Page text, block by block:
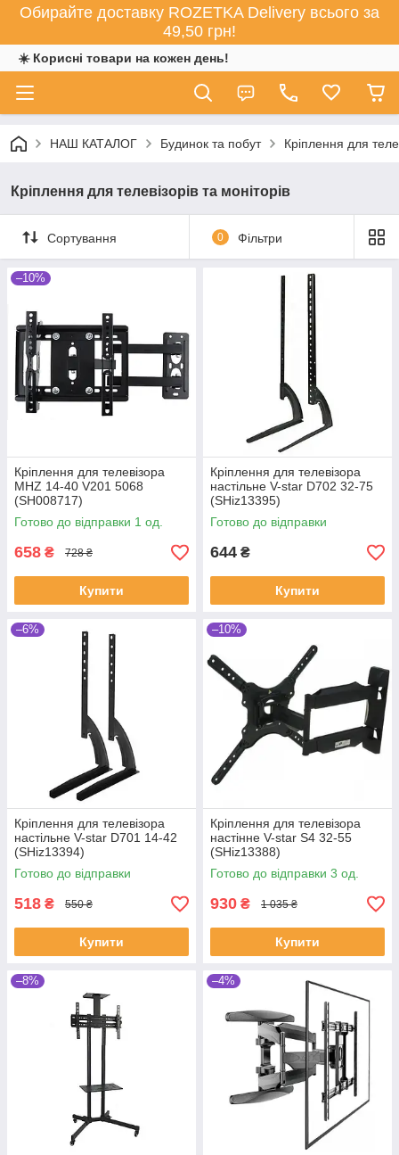
Обирайте доставку ROZETKA Delivery всього за
49,50 грн!
☀️ Корисні товари на кожен день!
НАШ КАТАЛОГ Будинок та побут Кріплення для
Кріплення для телевізорів та моніторів
Сортування 0 Фільтри
–10%
Кріплення для телевізора
MHZ 14-40 V201 5068
(SH008717)
Готово до відправки 1 од.
658 ₴ 728 ₴
Купити
Кріплення для телевізора
настільне V-star D702 32-75
(SHiz13395)
Готово до відправки
644 ₴
Купити
–6%
Кріплення для телевізора
настільне V-star D701 14-42
(SHiz13394)
Готово до відправки
518 ₴ 550 ₴
Купити
–10%
Кріплення для телевізора
настінне V-star S4 32-55
(SHiz13388)
Готово до відправки 3 од.
930 ₴ 1 035 ₴
Купити
–8% –4%